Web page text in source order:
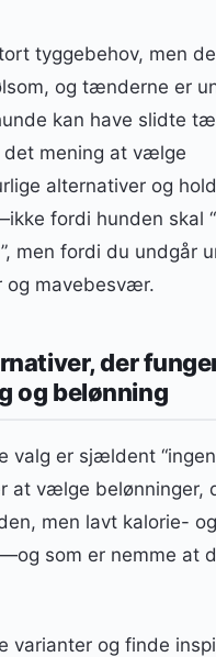
tyggebehov, men
og tænderne er
kan have slidte
det mening at vælge
alternativer og
fordi hunden skal
men fordi du undgår
og mavebesvær.
der
og belønning
valg er sjældent “ingen
at vælge belønninger,
men lavt kalorie- og
som er nemme at
varianter og finde